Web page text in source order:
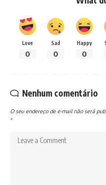
Love
0
Sad
0
Happy
0
Nenhum comentário
O seu endereço de e-mail não será
*